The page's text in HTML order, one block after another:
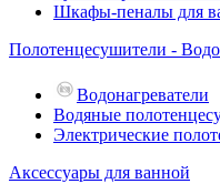
Шкафы-пеналы для
Полотенцесушители -
Водонагреватели
Водяные
Электрические
Аксессуары для ванной